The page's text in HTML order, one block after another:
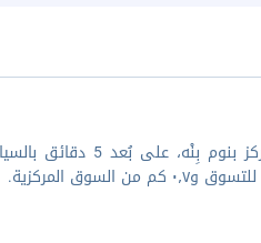
إذا أقمت في نيويورك